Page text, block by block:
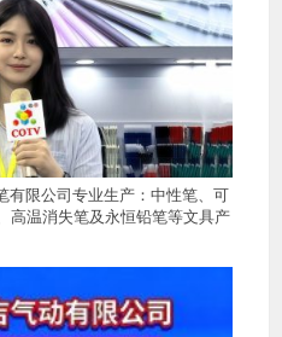
有限公司专业生产：中性笔、可
高温消失笔及永恒铅笔等文具产